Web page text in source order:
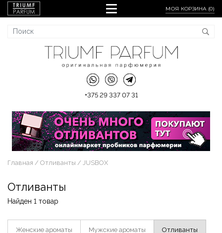
МОЯ КОРЗИНА (0)
+375 29 337 07 31
Главная Отливанты JUSBOX
Отливанты
Найден 1 товар
Женские ароматы Мужские ароматы Отливанты